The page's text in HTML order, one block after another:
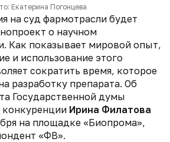
Екатерина Погонцева
на суд фармотрасли будет
о научном
Как показывает мировой опыт,
и использование этого
сократить время, которое
разработку препарата. Об
Государственной думы
конкуренции Ирина Филатова
на площадке «Биопрома»,
«ФВ».